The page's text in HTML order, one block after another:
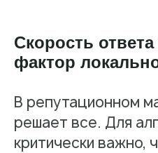
Скорость
фактор
В репутационном
решает все. Для
критически важно,